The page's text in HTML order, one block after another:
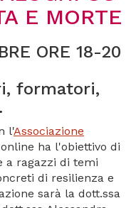
E MORTE
ORE 18-20
formatori,
l'Associazione
ha l'obiettivo di
a ragazzi di temi
di resilienza e
sarà la dott.ssa